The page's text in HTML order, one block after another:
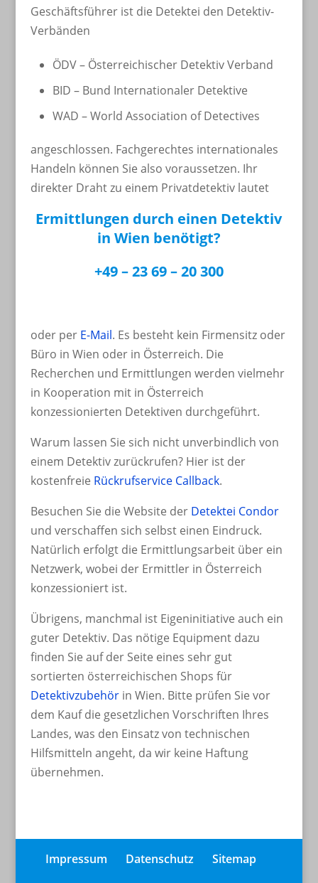
Geschäftsführer ist die Detektei den Detektiv-
Verbänden
ÖDV – Österreichischer Detektiv Verband
BID – Bund Internationaler Detektive
WAD – World Association of Detectives
angeschlossen. Fachgerechtes internationales
Handeln können Sie also voraussetzen. Ihr
direkter Draht zu einem Privatdetektiv lautet
Ermittlungen durch einen Detektiv
in Wien benötigt?
+49 – 23 69 – 20 300
oder per E-Mail. Es besteht kein Firmensitz oder
Büro in Wien oder in Österreich. Die
Recherchen und Ermittlungen werden vielmehr
in Kooperation mit in Österreich
konzessionierten Detektiven durchgeführt.
Warum lassen Sie sich nicht unverbindlich von
einem Detektiv zurückrufen? Hier ist der
kostenfreie Rückrufservice Callback.
Besuchen Sie die Website der Detektei Condor
und verschaffen sich selbst einen Eindruck.
Natürlich erfolgt die Ermittlungsarbeit über ein
Netzwerk, wobei der Ermittler in Österreich
konzessioniert ist.
Übrigens, manchmal ist Eigeninitiative auch ein
guter Detektiv. Das nötige Equipment dazu
finden Sie auf der Seite eines sehr gut
sortierten österreichischen Shops für
Detektivzubehörin Wien. Bitte prüfen Sie vor
dem Kauf die gesetzlichen Vorschriften Ihres
Landes, was den Einsatz von technischen
Hilfsmitteln angeht, da wir keine Haftung
übernehmen.
Impressum Datenschutz Sitemap